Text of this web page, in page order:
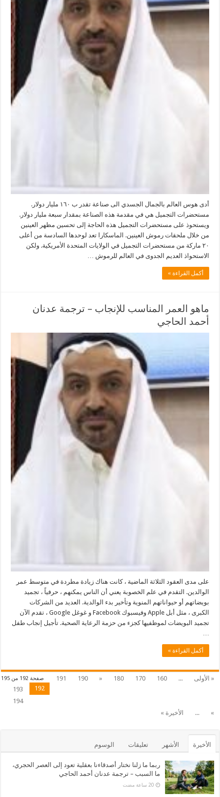
أدى هوس العالم بالجمال الجسدي الى صناعة تقدر ب ١٦٠ مليار دولار.
مستحضرات التجميل هي في مقدمة هذه الصناعة بمقدار سبعة مليار دولار.
ويستحوذ على مستحضرات التجميل هذه الحاجة إلى تحسين مظهر العينين
من خلال ملحقات رموش العينين. الماسكارا تعد لوحدها السادسة من أعلى
٢٠ ماركة من مستحضرات التجميل في الولايات المتحدة الأمريكية. ولكن
الاستحواذ العديم الجدوى في العالم للرموش …
أكمل القراءة »
ماهو العمر المناسب للإنجاب – ترجمة عدنان
أحمد الحاجي
على مدى العقود الثلاثة الماضية ، كانت هناك زيادة مطردة في متوسط عمر
الوالدين. التقدم في علم الخصوبة يعني أن الناس يمكنهم ، حرفياً ، تجميد
بويضاتهم أو حيواناتهم المنوية وتأخير بدء الوالدية. العديد من الشركات
الكبرى ، مثل أبل Apple وفيسبوك Facebook و غوغل Google ، تقدم الآن
تجميد البويضات لموظفيها كجزء من حزمة الرعاية الصحية. تأجيل إنجاب طفل
أكمل القراءة »
صفحة 192 من 195 « الأولى ...
160
170
180
«
190
191
192
193
194
»
... الأخيرة »
الأخيرة الأشهر تعليقات الوسوم
ربما ما زلنا نختار أصدقاءنا بعقلية تعود إلى العصر الحجري،
ما السبب – ترجمة عدنان أحمد الحاجي